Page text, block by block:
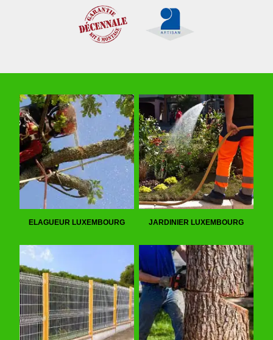
ELAGUEUR LUXEMBOURG JARDINIER LUXEMBOURG